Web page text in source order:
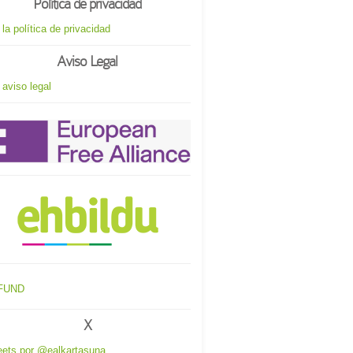
Política de privacidad
la política de privacidad
Aviso Legal
aviso legal
X
por @ealkartasuna